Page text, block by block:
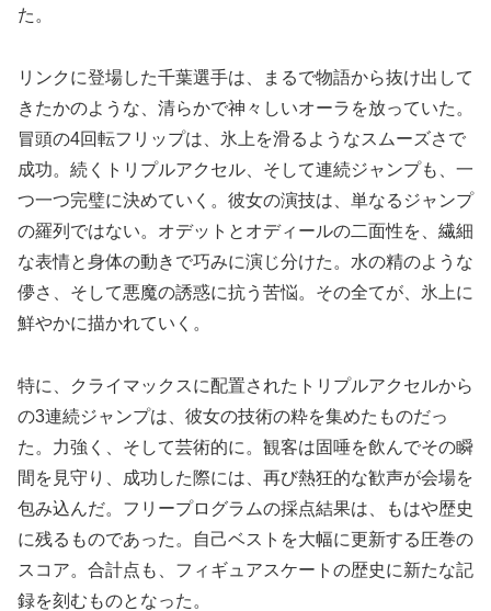
た。
リンクに登場した千葉選手は、まるで物語から抜け出して
きたかのような、清らかで神々しいオーラを放っていた。
冒頭の4回転フリップは、氷上を滑るようなスムーズさで
成功。続くトリプルアクセル、そして連続ジャンプも、一
つ一つ完璧に決めていく。彼女の演技は、単なるジャンプ
の羅列ではない。オデットとオディールの二面性を、繊細
な表情と身体の動きで巧みに演じ分けた。水の精のような
儚さ、そして悪魔の誘惑に抗う苦悩。その全てが、氷上に
鮮やかに描かれていく。
特に、クライマックスに配置されたトリプルアクセルから
の3連続ジャンプは、彼女の技術の粋を集めたものだっ
た。力強く、そして芸術的に。観客は固唾を飲んでその瞬
間を見守り、成功した際には、再び熱狂的な歓声が会場を
包み込んだ。フリープログラムの採点結果は、もはや歴史
に残るものであった。自己ベストを大幅に更新する圧巻の
スコア。合計点も、フィギュアスケートの歴史に新たな記
録を刻むものとなった。